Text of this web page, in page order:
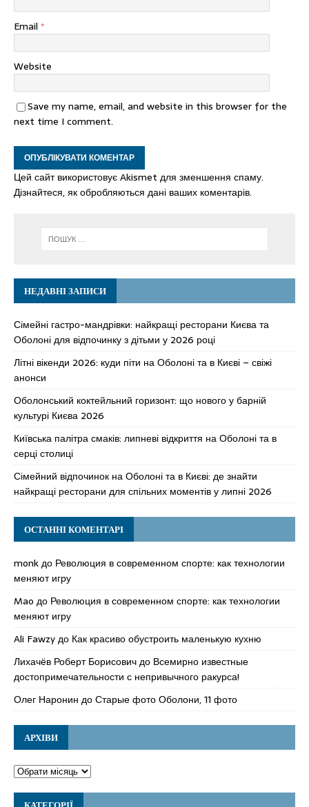
Email *
Website
Save my name, email, and website in this browser for the
next time I comment.
Цей сайт використовує Akismet для зменшення спаму.
Дізнайтеся, як обробляються дані ваших коментарів.
НЕДАВНІ ЗАПИСИ
Сімейні гастро-мандрівки: найкращі ресторани Києва та
Оболоні для відпочинку з дітьми у 2026 році
Літні вікенди 2026: куди піти на Оболоні та в Києві – свіжі
анонси
Оболонський коктейльний горизонт: що нового у барній
культурі Києва 2026
Київська палітра смаків: липневі відкриття на Оболоні та в
серці столиці
Сімейний відпочинок на Оболоні та в Києві: де знайти
найкращі ресторани для спільних моментів у липні 2026
ОСТАННІ КОМЕНТАРІ
monkдо Революция в современном спорте: как технологии
меняют игру
Mao до Революция в современном спорте: как технологии
меняют игру
Ali Fawzyдо Как красиво обустроить маленькую кухню
Лихачёв Роберт Борисовичдо Всемирно известные
достопримечательности с непривычного ракурса!
Олег Наронин доСтарые фото Оболони, 11 фото
АРХІВИ